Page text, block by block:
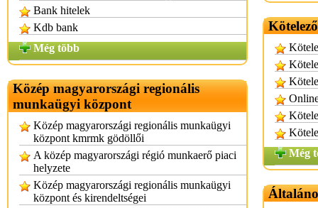
Bank hitelek
Kdb bank
Még több
Közép magyarországi regionális
munkaügyi központ
Közép magyarországi regionális munkaügyi
központ kmrmk gödöllői
A közép magyarországi régió munkaerő piaci
helyzete
Közép magyarországi regionális munkaügyi
központ és kirendeltségei
Még